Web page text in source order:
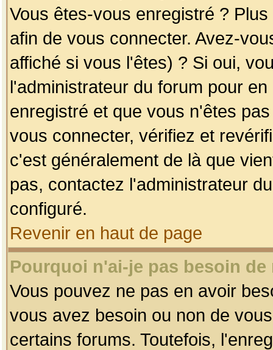
Vous êtes-vous enregistré ?
afin de vous connecter. Avez-
affiché si vous l'êtes) ? Si oui,
l'administrateur du forum pour
enregistré et que vous n'êtes
vous connecter, vérifiez et
c'est généralement de là que
pas, contactez l'administrateur
configuré.
Revenir en haut de page
Pourquoi n'ai-je pas besoin
Vous pouvez ne pas en avoir
vous avez besoin ou non de
certains forums. Toutefois,